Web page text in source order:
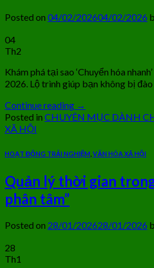
Posted on 04/02/202604/02/2026
04
Th2
Khám phá tại sao ‘Chuyển hóa
2026. Lộ trình giúp bạn không bị
Continue reading →
Posted in CHUYÊN MỤC DÀNH
XÃ HỘI
HOẠT ĐỘNG TRẢI NGHIỆM VĂN HÓA XÃ HỘI
Quản lý thời gian
phân tâm”
Posted on 28/01/202628/01/2026
28
Th1